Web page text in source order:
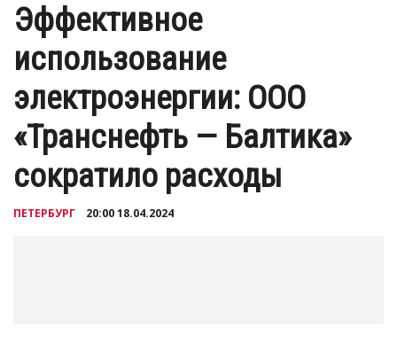
Эффективное
использование
электроэнергии: ООО
«Транснефть — Балтика»
сократило расходы
ПЕТЕРБУРГ 20:00 18.04.2024